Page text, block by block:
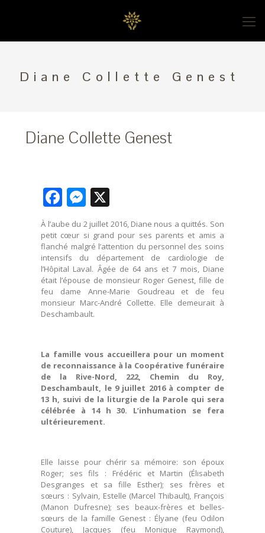
Diane Collette Genest
Diane Collette Genest
Facebook
Messenger
À l’aube du 2 juillet 2016, Diane nous a quittés. Son
petit cœur si grand pour ses parents et amis a
flanché malgré l’attention du personnel des soins
intensifs du département de cardiologie de
l’Hôpital Laval. Âgée de 64 ans et 7 mois, Diane
était l’épouse de monsieur Roger Genest, fille de
feu dame Anne-Marie Goudreau et de feu
monsieur Marc-André Collette. Elle demeurait à
Deschambault.
La famille vous accueillera pour un moment
de reconnaissance à la Coopérative funéraire
de la Rive-Nord, 222, Chemin du Roy,
Deschambault, le 9 juillet 2016 à compter de
13 h, suivi de la liturgie de la Parole qui sera
célébrée à 14 h 30. L’inhumation se fera
ultérieurement.
Elle laisse pour chérir sa mémoire: son époux
Roger; ses fils : Frédéric et Martin (Élisabeth
Desgranges et sa fille Esther); ses frères et
sœurs : Sylvain, Estelle (Marcel Thibault), François
(Manon Dufresne); ses beaux-frères et belles-
sœurs de la famille Genest : Élyane (feu Odilon
Couture), Jacques (feu Monique Raymond),